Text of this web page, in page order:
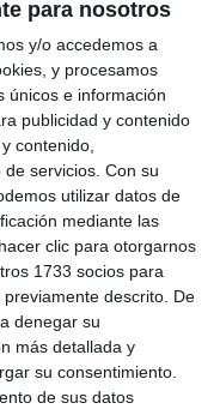
para nosotros
y/o accedemos a
y procesamos
únicos e información
publicidad y contenido
contenido,
servicios. Con su
utilizar datos de
mediante las
clic para otorgarnos
1733 socios para
descrito. De
denegar su
más detallada y
su consentimiento.
de sus datos